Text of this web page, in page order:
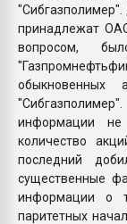
"Сибгазполимер".
принадлежат
вопросом,
обыкновенных
информации
количество
последний
существенные
информации о
паритетных